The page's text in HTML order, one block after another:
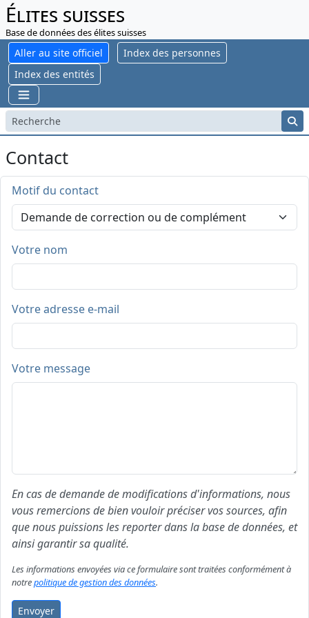
Élites suisses
Base de données des élites suisses
Aller au site officiel
Index des personnes
Index des entités
Contact
Motif du contact
Votre nom
Votre adresse e-mail
Votre message
En cas de demande de modifications d'informations, nous
vous remercions de bien vouloir préciser vos sources, afin
que nous puissions les reporter dans la base de données, et
ainsi garantir sa qualité.
Les informations envoyées via ce formulaire sont traitées conformément à
notrepolitique de gestion des données.
Envoyer